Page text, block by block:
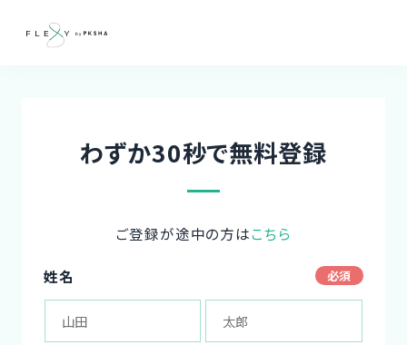
わずか30秒で無料登録
ご登録が途中の方はこちら
姓名